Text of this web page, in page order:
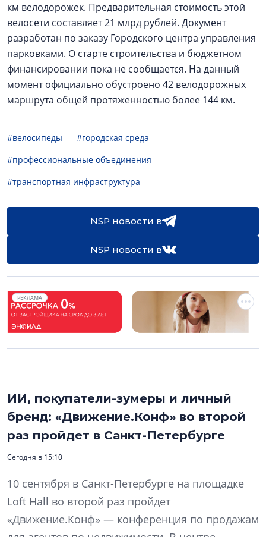
км велодорожек. Предварительная стоимость этой
велосети составляет 21 млрд рублей. Документ
разработан по заказу Городского центра управления
парковками. О старте строительства и бюджетном
финансировании пока не сообщается. На данный
момент официально обустроено 42 велодорожных
маршрута общей протяженностью более 144 км.
#велосипеды
#городская среда
#профессиональные объединения
#транспортная инфраструктура
NSP новости в
NSP новости в
РЕКЛАМА
ИИ, покупатели-зумеры и личный
бренд: «Движение.Конф» во второй
раз пройдет в Санкт-Петербурге
Сегодня в 15:10
10 сентября в Санкт-Петербурге на площадке
Loft Hall во второй раз пройдет
«Движение.Конф» — конференция по продажам